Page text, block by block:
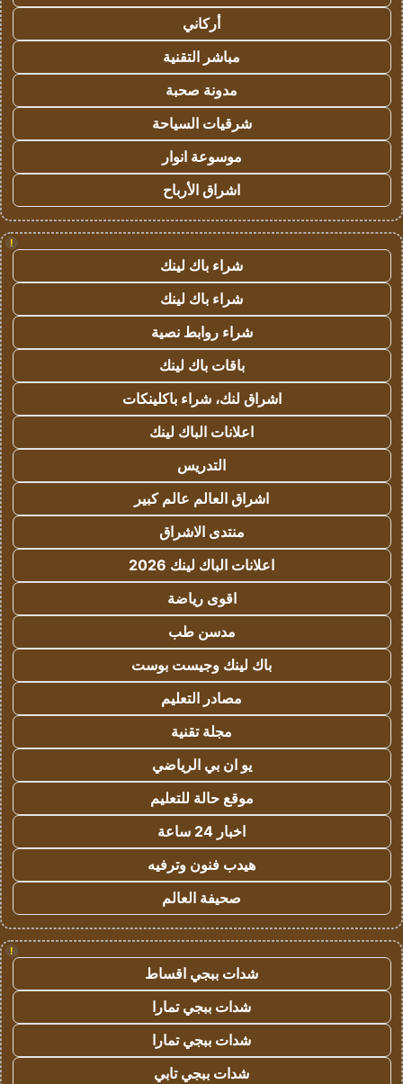
أركاني
مباشر التقنية
مدونة صحبة
شرقيات السياحة
موسوعة انوار
اشراق الأرباح
!
شراء باك لينك
شراء باك لينك
شراء روابط نصية
باقات باك لينك
اشراق لنك، شراء باكلينكات
اعلانات الباك لينك
التدريس
اشراق العالم عالم كبير
منتدى الاشراق
اعلانات الباك لينك 2026
اقوى رياضة
مدسن طب
باك لينك وجيست بوست
مصادر التعليم
مجلة تقنية
يو ان بي الرياضي
موقع حالة للتعليم
اخبار 24 ساعة
هيدب فنون وترفيه
صحيفة العالم
!
شدات ببجي اقساط
شدات ببجي تمارا
شدات ببجي تمارا
شدات ببجي تابي